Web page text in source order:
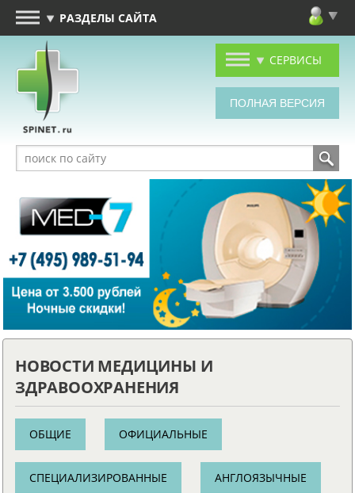
РАЗДЕЛЫ САЙТА
СЕРВИСЫ
НОВОСТИ МЕДИЦИНЫ И
ЗДРАВООХРАНЕНИЯ
ОБЩИЕ ОФИЦИАЛЬНЫЕ
СПЕЦИАЛИЗИРОВАННЫЕ АНГЛОЯЗЫЧНЫЕ